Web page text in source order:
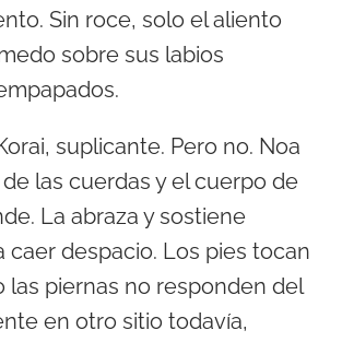
Sin roce, solo el aliento
sobre sus labios
suplicante. Pero no. Noa
las cuerdas y el cuerpo de
La abraza y sostiene
caer despacio. Los pies tocan
las piernas no responden del
en otro sitio todavía,